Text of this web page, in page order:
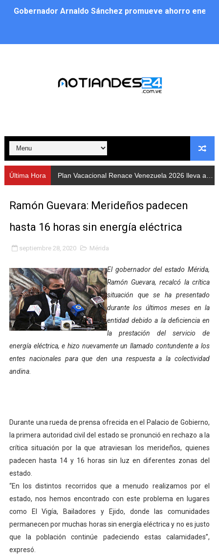
Gobernador Arnaldo Sánchez promueve ahorro
Cuerpos de Seguridad activaron operativos
Alcaldía de Libertador impulsa el Plan Ofensiva
Cidata y el Observatorio Astronómico Nacional de
Concejo Municipal de Zea celebra distinción de
CIEPROL-ULA distingue al municipio Zea como
Plan Quirúrgico Regional llega a Pueblo Llano con la
Iaanem graduó a bebés de Mérida en jornada de
Iahula pone en marcha protocolo de triaje psicosocial
Arranca en Rivas Dávila el Plan de Renovación de
Alcalde Nelson Álvarez llevó jornada recreativa a la
CorpoMérida continúa con ciclos de formación
Fundacite culmina primera etapa de su Plan Vacacional
Plan Vacacional Comunitario “Ríe 2026” recorre las
Alcaldía del Municipio Libertador realizó una jornada
Fundacite Mérida dicta taller gratuito de electrónica
INN-Mérida celebró el Lacto grado para promover el
Impulsan plan estratégico de seguridad ciudadana
Jornada social benefició a 250 familias en Los
Última Hora Plan Vacacional Renace Venezuela 2026 lleva actividades recreativas a Los Guaimaros
Ramón Guevara: Merideños padecen
hasta 16 horas sin energía eléctrica
septiembre 28, 2020 Mérida
El gobernador del estado Mérida,
Ramón Guevara, recalcó la crítica
situación que se ha presentado
durante los últimos meses en la
entidad debido a la deficiencia en
la prestación del servicio de
energía eléctrica, e hizo nuevamente un llamado contundente a los
entes nacionales para que den una respuesta a la colectividad
andina.
Durante una rueda de prensa ofrecida en el Palacio de Gobierno,
la primera autoridad civil del estado se pronunció en rechazo a la
crítica situación por la que atraviesan los merideños, quienes
padecen hasta 14 y 16 horas sin luz en diferentes zonas del
estado.
“En los distintos recorridos que a menudo realizamos por el
estado, nos hemos encontrado con este problema en lugares
como El Vigía, Bailadores y Ejido, donde las comunidades
permanecen por muchas horas sin energía eléctrica y no es justo
que la población continúe padeciendo estas calamidades”,
expresó.